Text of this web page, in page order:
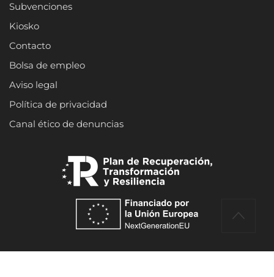
Subvenciones
Kiosko
Contacto
Bolsa de empleo
Aviso legal
Política de privacidad
Canal ético de denuncias